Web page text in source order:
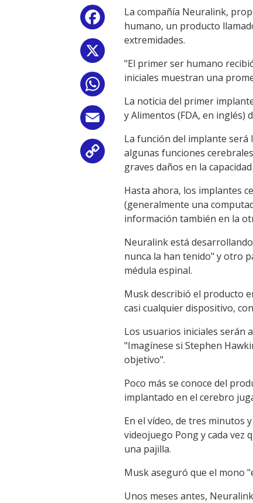
Facebook
Email
Copy
La compañía Neuralink,
humano, un producto
extremidades.
"El primer ser humano
iniciales muestran una
La noticia del primer
y Alimentos (FDA, en inglés)
La función del implante
algunas funciones
graves daños en la
Hasta ahora, los implantes
(generalmente una
información también en la
Neuralink está
nunca la han tenido" y otro
médula espinal.
Musk describió el producto
casi cualquier dispositivo,
Los usuarios iniciales serán
"Imagínese si Stephen
objetivo".
Poco más se conoce del
implantado en el cerebro
En el vídeo, de tres minutos
videojuego Pong y cada vez
una pajilla.
Musk aseguró que el mono
Unos meses antes,